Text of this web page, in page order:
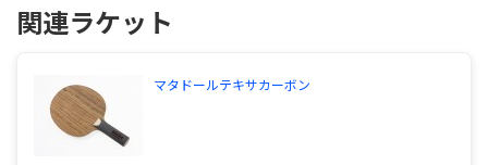
関連ラケット
マタドールテキサカーボン